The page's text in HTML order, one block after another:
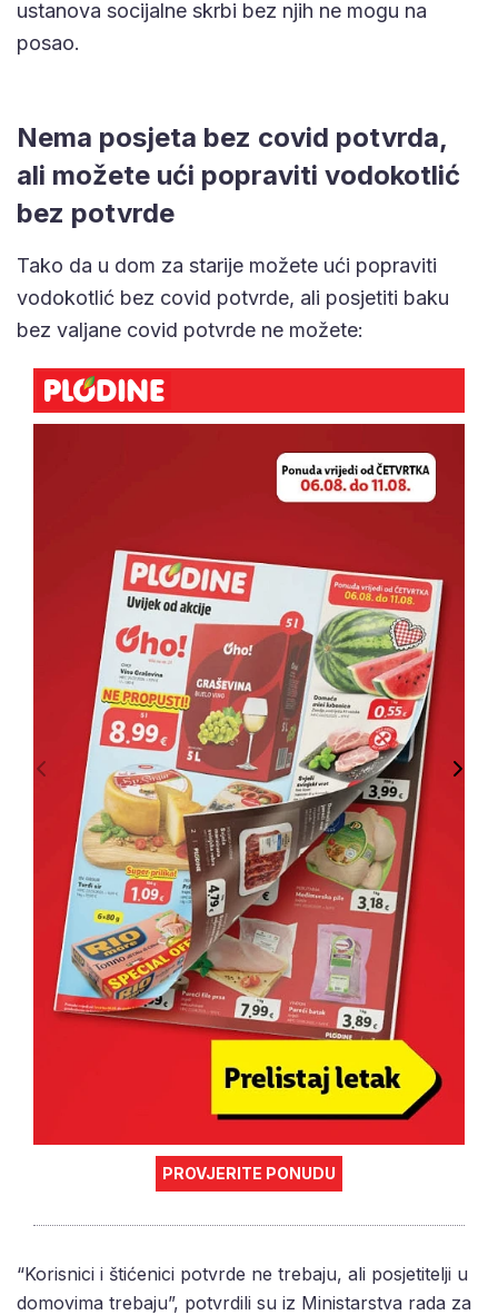
ustanova socijalne skrbi bez njih ne mogu na
posao.
Nema posjeta bez covid potvrda,
ali možete ući popraviti vodokotlić
bez potvrde
Tako da u dom za starije možete ući popraviti
vodokotlić bez covid potvrde, ali posjetiti baku
bez valjane covid potvrde ne možete:
PROVJERITE PONUDU
“Korisnici i štićenici potvrde ne trebaju, ali posjetitelji u
domovima trebaju”, potvrdili su iz Ministarstva rada za